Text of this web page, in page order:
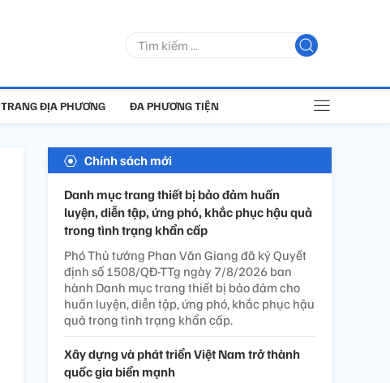
TRANG ĐỊA PHƯƠNG ĐA PHƯƠNG TIỆN
Chính sách mới
Danh mục trang thiết bị bảo đảm huấn
luyện, diễn tập, ứng phó, khắc phục hậu quả
trong tình trạng khẩn cấp
Phó Thủ tướng Phan Văn Giang đã ký Quyết
định số 1508/QĐ-TTg ngày 7/8/2026 ban
hành Danh mục trang thiết bị bảo đảm cho
huấn luyện, diễn tập, ứng phó, khắc phục hậu
quả trong tình trạng khẩn cấp.
Xây dựng và phát triển Việt Nam trở thành
quốc gia biển mạnh